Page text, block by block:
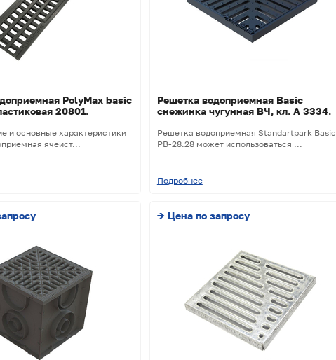
PolyMax basic
20801.
и основные характеристики
ячеист...
Решетка водоприемная Basic
снежинка чугунная ВЧ, кл. A 3334.
Решетка водоприемная Standartpark Basic
РВ-28.28 может использоваться ...
Подробнее
→ Цена по запросу